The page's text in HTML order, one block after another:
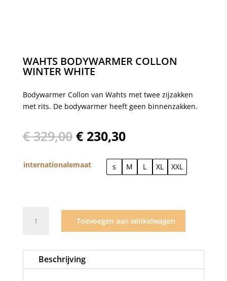
WAHTS BODYWARMER COLLON
WINTER WHITE
Bodywarmer Collon van Wahts met twee zijzakken
met rits. De bodywarmer heeft geen binnenzakken.
€329,00 Oorspronkelijke
was:
€ 329,00.
€230,30Huidige
is:
€ 230,30.
internationalemaat s M L XL XXL
bodywarmer
white
aantal
Toevoegen aan winkelwagen
Beschrijving